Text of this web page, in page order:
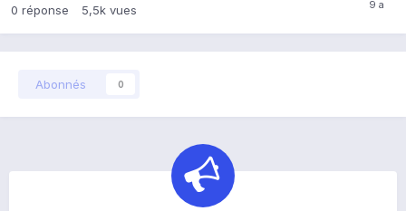
0 réponse 5,5k vues
Abonnés 0